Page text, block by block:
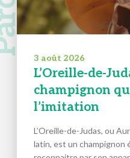
3 août 2026
L’Oreille-de-
champignon
l’imitation
L’Oreille-de-Judas, ou
latin, est un champignon